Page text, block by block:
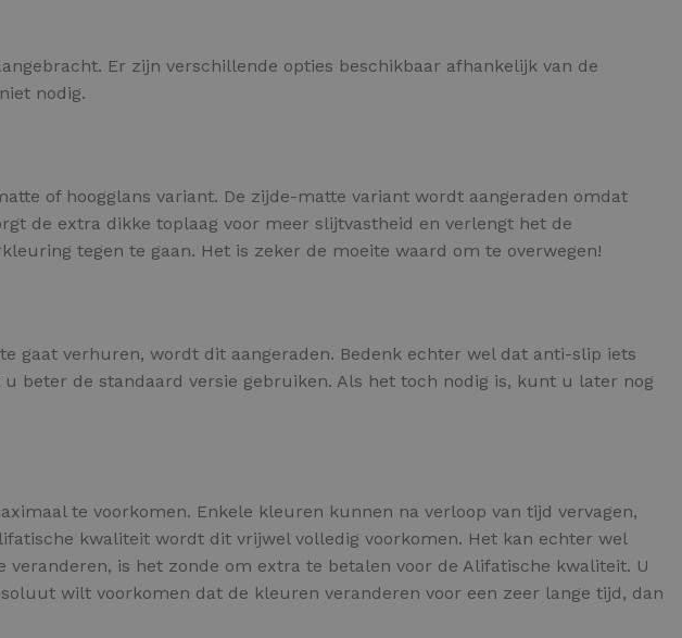
Er zijn verschillende opties beschikbaar afhankelijk van de
nodig.
of hoogglans variant. De zijde-matte variant wordt aangeraden omdat
de extra dikke toplaag voor meer slijtvastheid en verlengt het de
tegen te gaan. Het is zeker de moeite waard om te overwegen!
gaat verhuren, wordt dit aangeraden. Bedenk echter wel dat anti-slip iets
beter de standaard versie gebruiken. Als het toch nodig is, kunt u later nog
te voorkomen. Enkele kleuren kunnen na verloop van tijd vervagen,
kwaliteit wordt dit vrijwel volledig voorkomen. Het kan echter wel
is het zonde om extra te betalen voor de Alifatische kwaliteit. U
wilt voorkomen dat de kleuren veranderen voor een zeer lange tijd, dan